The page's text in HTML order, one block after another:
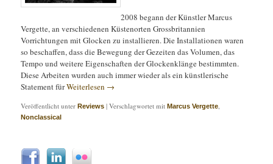
2008 begann der Künstler Marcus
Vergette, an verschiedenen Küstenorten Grossbritannien
Vorrichtungen mit Glocken zu installieren. Die Installationen waren
so beschaffen, dass die Bewegung der Gezeiten das Volumen, das
Tempo und weitere Eigenschaften der Glockenklänge bestimmten.
Diese Arbeiten wurden auch immer wieder als ein künstlerische
Statement fürWeiterlesen →
Veröffentlicht unter Reviews |Verschlagwortet mit Marcus Vergette
Nonclassical